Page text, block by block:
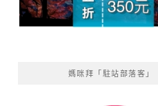
媽咪拜「駐站部落客」